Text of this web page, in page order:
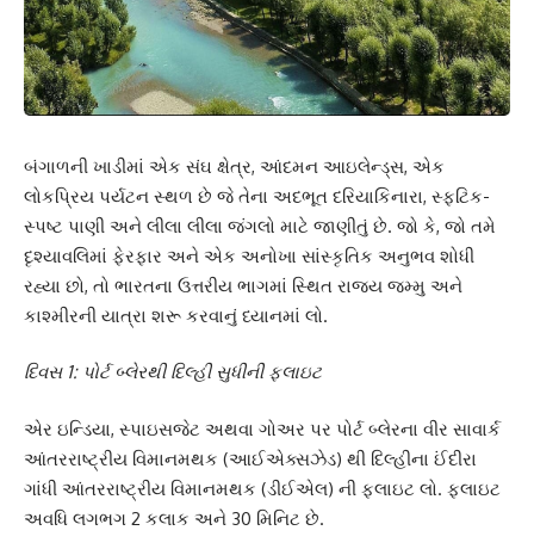
બંગાળની ખાડીમાં એક સંઘ ક્ષેત્ર, આંદમન આઇલેન્ડ્સ, એક
લોકપ્રિય પર્યટન સ્થળ છે જે તેના અદભૂત દરિયાકિનારા, સ્ફટિક-
સ્પષ્ટ પાણી અને લીલા લીલા જંગલો માટે જાણીતું છે. જો કે, જો તમે
દૃશ્યાવલિમાં ફેરફાર અને એક અનોખા સાંસ્કૃતિક અનુભવ શોધી
રહ્યા છો, તો ભારતના ઉત્તરીય ભાગમાં સ્થિત રાજ્ય જમ્મુ અને
કાશ્મીરની યાત્રા શરૂ કરવાનું ધ્યાનમાં લો.
દિવસ 1: પોર્ટ બ્લેરથી દિલ્હી સુધીની ફ્લાઇટ
એર ઇન્ડિયા, સ્પાઇસજેટ અથવા ગોઅર પર પોર્ટ બ્લેરના વીર સાવાર્ક
આંતરરાષ્ટ્રીય વિમાનમથક (આઈએક્સઝેડ) થી દિલ્હીના ઈંદીરા
ગાંધી આંતરરાષ્ટ્રીય વિમાનમથક (ડીઈએલ) ની ફ્લાઇટ લો. ફ્લાઇટ
અવધિ લગભગ 2 કલાક અને 30 મિનિટ છે.